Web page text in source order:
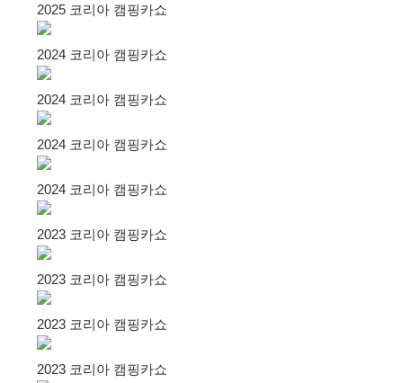
2025 코리아 캠핑카쇼
2024 코리아 캠핑카쇼
2024 코리아 캠핑카쇼
2024 코리아 캠핑카쇼
2024 코리아 캠핑카쇼
2023 코리아 캠핑카쇼
2023 코리아 캠핑카쇼
2023 코리아 캠핑카쇼
2023 코리아 캠핑카쇼